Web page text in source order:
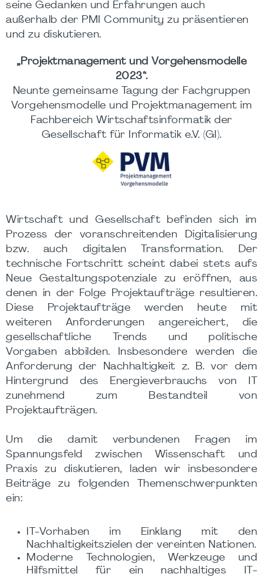
seine Gedanken und Erfahrungen auch
außerhalb der PMI Community zu präsentieren
und zu diskutieren.
„Projektmanagement und Vorgehensmodelle
2023“.
Neunte gemeinsame Tagung der Fachgruppen
Vorgehensmodelle und Projektmanagement im
Fachbereich Wirtschaftsinformatik der
Gesellschaft für Informatik e.V. (GI).
Wirtschaft und Gesellschaft befinden sich im
Prozess der voranschreitenden Digitalisierung
bzw. auch digitalen Transformation. Der
technische Fortschritt scheint dabei stets aufs
Neue Gestaltungspotenziale zu eröffnen, aus
denen in der Folge Projektaufträge resultieren.
Diese Projektaufträge werden heute mit
weiteren Anforderungen angereichert, die
gesellschaftliche Trends und politische
Vorgaben abbilden. Insbesondere werden die
Anforderung der Nachhaltigkeit z. B. vor dem
Hintergrund des Energieverbrauchs von IT
zunehmend zum Bestandteil von
Projektaufträgen.
Um die damit verbundenen Fragen im
Spannungsfeld zwischen Wissenschaft und
Praxis zu diskutieren, laden wir insbesondere
Beiträge zu folgenden Themenschwerpunkten
ein:
IT-Vorhaben im Einklang mit den
Nachhaltigkeitszielen der vereinten Nationen.
Moderne Technologien, Werkzeuge und
Hilfsmittel für ein nachhaltiges IT-